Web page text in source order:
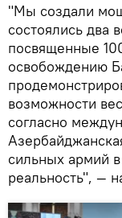
"Мы создали
состоялись два
посвященные
освобождению
возможности
согласно
сильных армий
реальность", —